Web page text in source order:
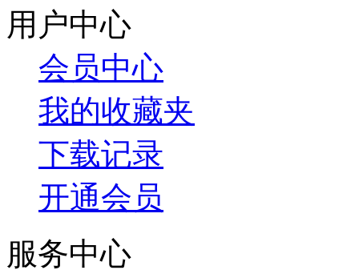
用户中心
会员中心
我的收藏夹
下载记录
开通会员
服务中心